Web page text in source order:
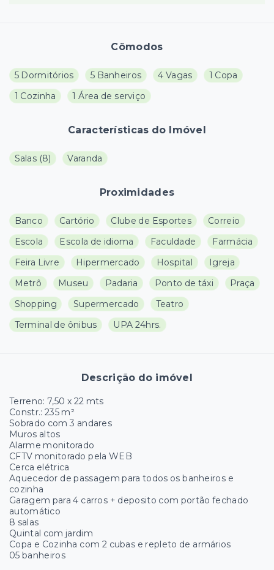
Cômodos
5 Dormitórios 5 Banheiros 4 Vagas
1 Copa
1 Cozinha
1 Área de serviço
Características do Imóvel
Salas (8) Varanda
Proximidades
Banco Cartório Clube de Esportes
Correio
Escola
Escola de idioma Faculdade
Farmácia
Feira Livre
Hipermercado Hospital
Igreja
Metrô
Museu Padaria Ponto de táxi
Praça
Shopping
Supermercado
Teatro
Terminal de ônibus
UPA 24hrs.
Descrição do imóvel
Terreno: 7,50 x 22 mts
Constr.: 235 m²
Sobrado com 3 andares
Muros altos
Alarme monitorado
CFTV monitorado pela WEB
Cerca elétrica
Aquecedor de passagem para todos os banheiros e
cozinha
Garagem para 4 carros + deposito com portão fechado
automático
8 salas
Quintal com jardim
Copa e Cozinha com 2 cubas e repleto de armários
05 banheiros